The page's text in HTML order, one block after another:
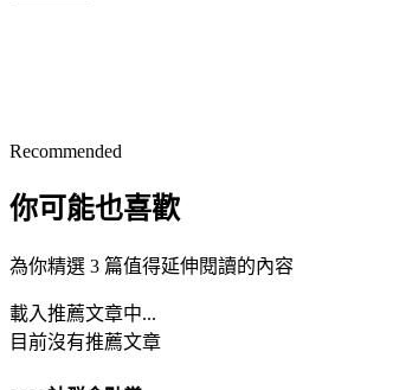
Recommended
你可能也喜歡
為你精選 3 篇值得延伸閱讀的內容
載入推薦文章中...
目前沒有推薦文章